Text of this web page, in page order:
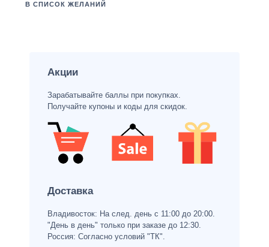
В СПИСОК ЖЕЛАНИЙ
Акции
Зарабатывайте баллы при покупках.
Получайте купоны и коды для скидок.
Доставка
Владивосток: На след. день с 11:00 до 20:00.
"День в день" только при заказе до 12:30.
Россия: Согласно условий "ТК".